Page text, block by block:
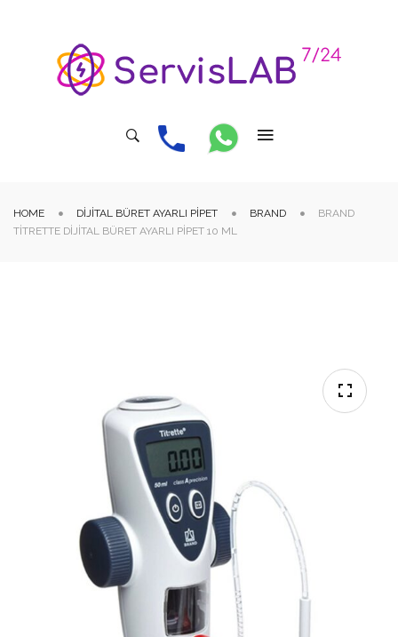
HOME DIJITAL BÜRET AYARLI PIPET BRAND
BRAND
TITRETTE DIJITAL BÜRET AYARLI PIPET 10 ML